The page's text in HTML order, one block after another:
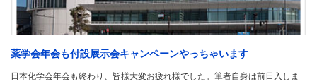
薬学会年会も付設展示会キャンペーンやっちゃいます
日本化学会年会も終わり、皆様大変お疲れ様でした。筆者自身は前日入しま